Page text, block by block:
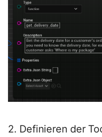
2. Definieren der